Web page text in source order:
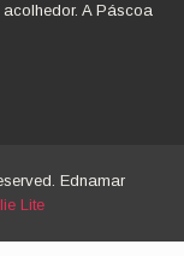
A Páscoa
Ednamar
Lite